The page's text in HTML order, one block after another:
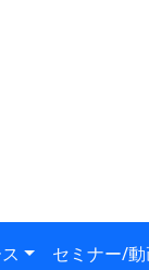
セミナー/